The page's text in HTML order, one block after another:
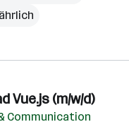
Vue.js​ (m/w/d)
Communication